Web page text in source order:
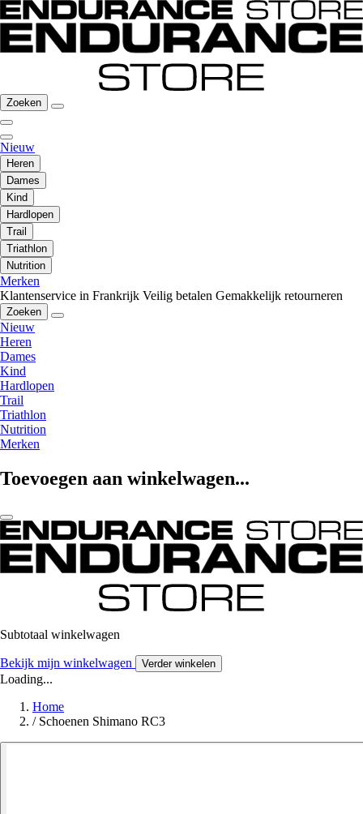
Zoeken
Nieuw
Heren
Dames
Kind
Hardlopen
Trail
Triathlon
Nutrition
Merken
Klantenservice in Frankrijk Veilig betalen Gemakkelijk retourneren
Zoeken
Nieuw
Heren
Dames
Kind
Hardlopen
Trail
Triathlon
Nutrition
Merken
Toevoegen aan winkelwagen...
Subtotaal winkelwagen
Bekijk mijn winkelwagen Verder winkelen
Loading...
Home
/ Schoenen Shimano RC3